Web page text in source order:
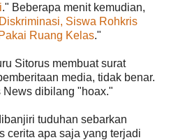
." Beberapa menit kemudian,
Siswa Rohkris
Ruang Kelas."
Sitorus membuat surat
media, tidak benar.
News dibilang "hoax."
tuduhan sebarkan
cerita apa saja yang terjadi